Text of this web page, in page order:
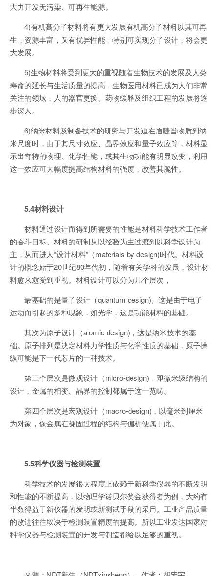
大力开发无污染、可再生能源。
4)有机髙分子材料将有更大发展有机高分子材料以其可再
生，资源丰富，又有优异性能，特别可实现分子设计，将会更
大发展。
5)生物材料将受到更大的重视随着生物技术的发展及人类
寿命的延长与生活质量的提高，生物医用材料已成为人们非常
关注的领域，人的器官更换、药物缓释及组织工程的发展将逐
步深人。
6)纳米材料及制备技术的研究与开发迫在眉睫当物质到纳
米尺度时，由于其尺寸效应、晶界效应和量子效应等，材料显
示出奇特的物理、化学性能，或其生物功能有明显改变，利用
这一效应可大幅度提髙结构材料的强度，改善其脆性。
5.4材料设计
材料通过设计而得到所需要的性能是材料科学技术工作者
的奋斗目标。材料的研制从以经验为主过渡到以科学设计为
主，从而进人“设计材料”（materials by design)时代。材料设
计的概念始于20世纪80年代初，随着有关学科的发展，设计材
料愈来愈受到重视。材料设计可以分为几个层次，
最基础的是量子设计（quantum design)。这是由于电子
运动而引起的多种现象，如光学，这是功能材料的基础。
其次为原子设计（atomic design)，这是纳米技术的基
础。原子排列是决定材料力学性质与化学性质的基础，原子操
纵可能是下一代芯片的一种技术。
第三个层次是微观设计（micro-design)，即微米级结构的
设计，金属的相变、晶界的控制都属于这一范畴。
第四个层次是宏观设计（macro-design)，以毫米到厘米
为对象，像金属在凝固过程的结构与偏析便属于此。
5.5科学仪器与检测装置
科学技术的发展很大程度上依赖于新科学仪器的不断发明
和性能的不断提高，以物理学诺贝尔奖金获得者为例，大约有
半数得益于新仪器的发明或新测试手段的采用。工业产品质量
的改进往往取决于检测装置精度的提髙。所以工业发达国家对
科学仪器与检测装置的开发与制造都给以足够的重视。